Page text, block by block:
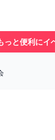
と便利にイ